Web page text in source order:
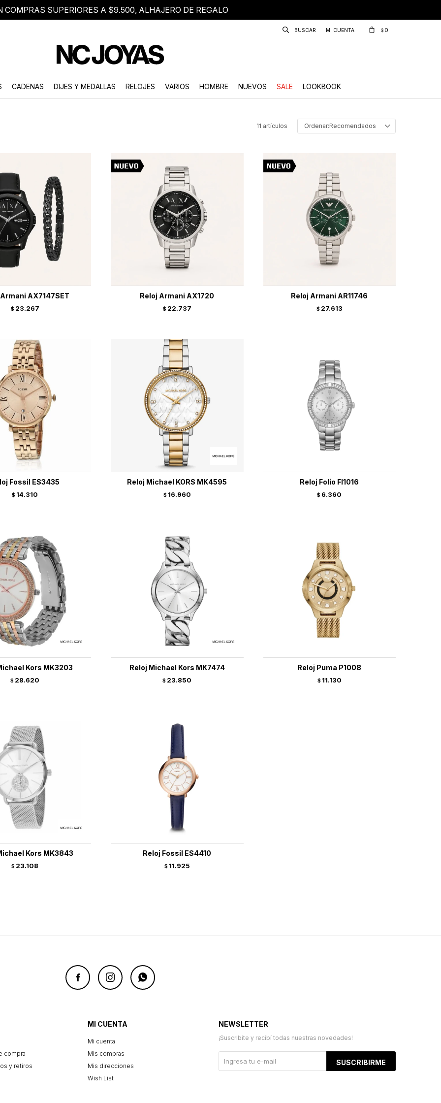
COMPRAS SUPERIORES A $9.500, ALHAJERO DE REGALO
CADENAS DIJES Y MEDALLAS RELOJES VARIOS HOMBRE NUEVOS SALE LOOKBOOK
$ 0
11 artículos Recomendados
AX7147SET
$ 23.267
Reloj Armani AX1720
$ 22.737
Reloj Armani AR11746
$ 27.613
Fossil ES3435
$ 14.310
Reloj Michael KORS MK4595
$ 16.960
Reloj Folio Fl1016
$ 6.360
Kors MK3203
$ 28.620
Reloj Michael Kors MK7474
$ 23.850
Reloj Puma P1008
$ 11.130
Kors MK3843
$ 23.108
Reloj Fossil ES4410
$ 11.925
  
compra
y retiros
MI CUENTA
Mi cuenta
Mis compras
Mis direcciones
Wish List
NEWSLETTER
¡Suscribite y recibí todas nuestras novedades!
SUSCRIBIRME